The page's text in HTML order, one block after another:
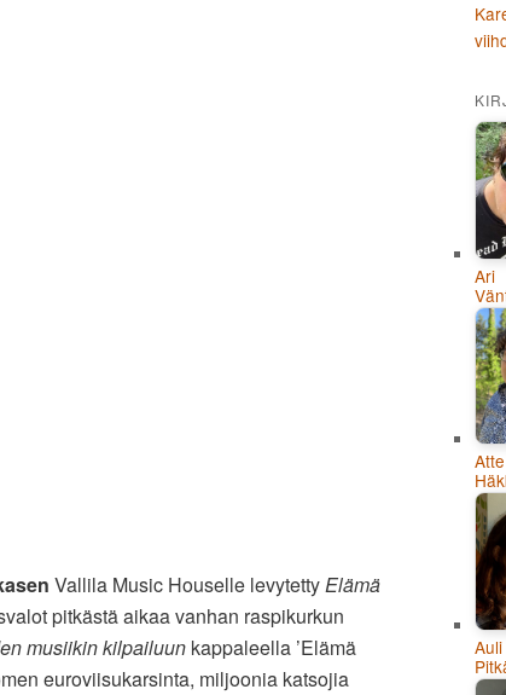
Vallila Music Houselle levytettyElämä
pitkästä aikaa vanhan raspikurkun
musiikin kilpailuun kappaleella ’Elämä
euroviisukarsinta, miljoonia katsojia
Ari
Atte